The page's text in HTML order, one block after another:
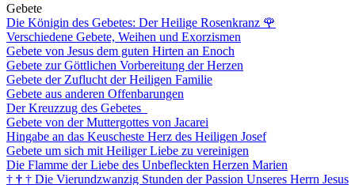
Gebete
Die Königin des Gebetes: Der Heilige Rosenkranz 🌹
Verschiedene Gebete, Weihen und Exorzismen
Gebete von Jesus dem guten Hirten an Enoch
Gebete zur Göttlichen Vorbereitung der Herzen
Gebete der Zuflucht der Heiligen Familie
Gebete aus anderen Offenbarungen
Der Kreuzzug des Gebetes
Gebete von der Muttergottes von Jacarei
Hingabe an das Keuscheste Herz des Heiligen Josef
Gebete um sich mit Heiliger Liebe zu vereinigen
Die Flamme der Liebe des Unbefleckten Herzen Marien
† † † Die Vierundzwanzig Stunden der Passion Unseres Herrn Jesus